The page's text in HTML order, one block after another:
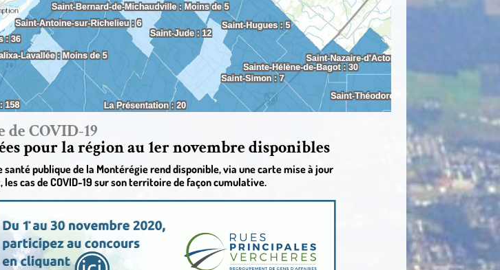
de COVID-19
pour la région au 1er novembre disponibles
santé publique de la Montérégie rend disponible, via une carte mise à jour
cas de COVID-19 sur son territoire de façon cumulative.